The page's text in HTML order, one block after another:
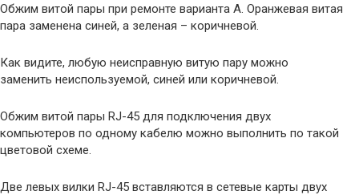
Обжим витой пары при ремонте варианта A. Оранжевая витая
пара заменена синей, а зеленая – коричневой.
Как видите, любую неисправную витую пару можно
заменить неиспользуемой, синей или коричневой.
Обжим витой пары RJ-45 для подключения двух
компьютеров по одному кабелю можно выполнить по такой
цветовой схеме.
Две левых вилки RJ-45 вставляются в сетевые карты двух